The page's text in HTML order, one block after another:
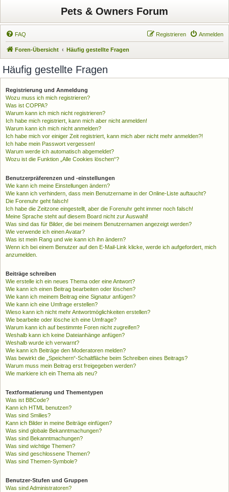
Pets & Owners Forum
FAQ Anmelden
Registrieren
Foren-Übersicht Häufig gestellte Fragen
Häufig gestellte Fragen
Registrierung und Anmeldung
Wozu muss ich mich registrieren?
Was ist COPPA?
Warum kann ich mich nicht registrieren?
Ich habe mich registriert, kann mich aber nicht anmelden!
Warum kann ich mich nicht anmelden?
Ich habe mich vor einiger Zeit registriert, kann mich aber nicht mehr anmelden?!
Ich habe mein Passwort vergessen!
Warum werde ich automatisch abgemeldet?
Wozu ist die Funktion „Alle Cookies löschen“?
Benutzerpräferenzen und -einstellungen
Wie kann ich meine Einstellungen ändern?
Wie kann ich verhindern, dass mein Benutzername in der Online-Liste auftaucht?
Die Forenuhr geht falsch!
Ich habe die Zeitzone eingestellt, aber die Forenuhr geht immer noch falsch!
Meine Sprache steht auf diesem Board nicht zur Auswahl!
Was sind das für Bilder, die bei meinem Benutzernamen angezeigt werden?
Wie verwende ich einen Avatar?
Was ist mein Rang und wie kann ich ihn ändern?
Wenn ich bei einem Benutzer auf den E-Mail-Link klicke, werde ich aufgefordert, mich
anzumelden.
Beiträge schreiben
Wie erstelle ich ein neues Thema oder eine Antwort?
Wie kann ich einen Beitrag bearbeiten oder löschen?
Wie kann ich meinem Beitrag eine Signatur anfügen?
Wie kann ich eine Umfrage erstellen?
Wieso kann ich nicht mehr Antwortmöglichkeiten erstellen?
Wie bearbeite oder lösche ich eine Umfrage?
Warum kann ich auf bestimmte Foren nicht zugreifen?
Weshalb kann ich keine Dateianhänge anfügen?
Weshalb wurde ich verwarnt?
Wie kann ich Beiträge den Moderatoren melden?
Was bewirkt die „Speichern“-Schaltfläche beim Schreiben eines Beitrags?
Warum muss mein Beitrag erst freigegeben werden?
Wie markiere ich ein Thema als neu?
Textformatierung und Thementypen
Was ist BBCode?
Kann ich HTML benutzen?
Was sind Smilies?
Kann ich Bilder in meine Beiträge einfügen?
Was sind globale Bekanntmachungen?
Was sind Bekanntmachungen?
Was sind wichtige Themen?
Was sind geschlossene Themen?
Was sind Themen-Symbole?
Benutzer-Stufen und Gruppen
Was sind Administratoren?